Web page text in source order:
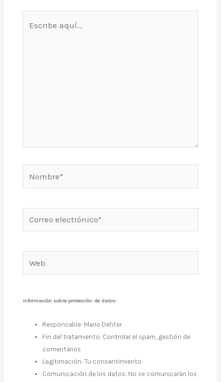
Nombre*
electrónico*
Información sobre protección de datos:
Responsable: Mario Dehter
Fin del tratamiento: Controlar el spam, gestión de
comentarios
Legitimación: Tu consentimiento
Comunicación de los datos: No se comunicarán los